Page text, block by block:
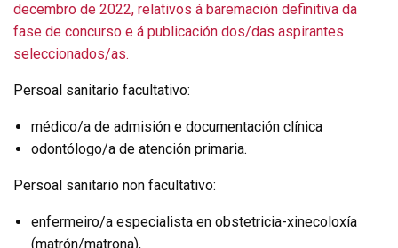
decembro de 2022, relativos á baremación definitiva da
fase de concurso e á publicación dos/das aspirantes
seleccionados/as.
Persoal sanitario facultativo:
médico/a de admisión e documentación clínica
odontólogo/a de atención primaria.
Persoal sanitario non facultativo:
enfermeiro/a especialista en obstetricia-xinecoloxía
(matrón/matrona),